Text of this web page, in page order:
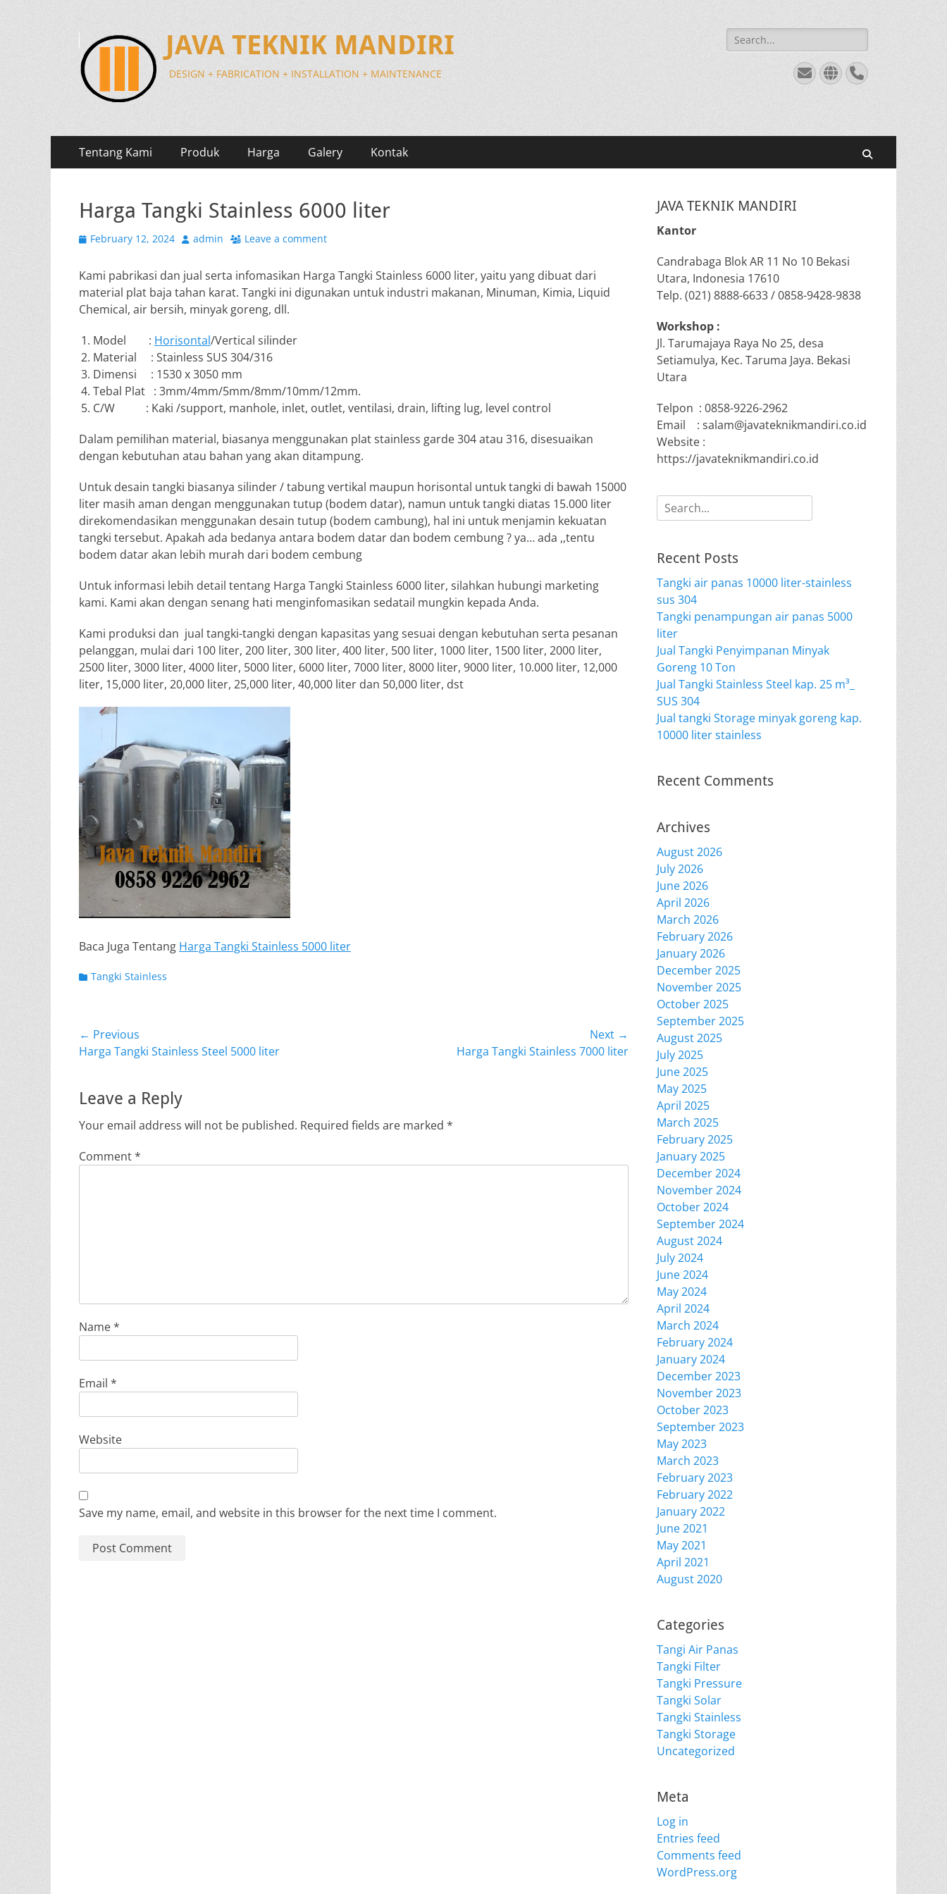
JAVA TEKNIK MANDIRI
DESIGN + FABRICATION + INSTALLATION + MAINTENANCE
Search
for:
EmailWebsite
Phone
Primary
Menu
Tentang Kami Produk Harga Galery Kontak
Harga Tangki Stainless 6000 liter
Posted
February 12, 2024 Author
admin Leave a comment
Kami pabrikasi dan jual serta infomasikan Harga Tangki Stainless 6000 liter, yaitu yang dibuat dari
material plat baja tahan karat. Tangki ini digunakan untuk industri makanan, Minuman, Kimia, Liquid
Chemical, air bersih, minyak goreng, dll.
Model : Horisontal/Vertical silinder
Material : Stainless SUS 304/316
Dimensi : 1530 x 3050 mm
Tebal Plat : 3mm/4mm/5mm/8mm/10mm/12mm.
C/W : Kaki /support, manhole, inlet, outlet, ventilasi, drain, lifting lug, level control
Dalam pemilihan material, biasanya menggunakan plat stainless garde 304 atau 316, disesuaikan
dengan kebutuhan atau bahan yang akan ditampung.
Untuk desain tangki biasanya silinder / tabung vertikal maupun horisontal untuk tangki di bawah 15000
liter masih aman dengan menggunakan tutup (bodem datar), namun untuk tangki diatas 15.000 liter
direkomendasikan menggunakan desain tutup (bodem cambung), hal ini untuk menjamin kekuatan
tangki tersebut. Apakah ada bedanya antara bodem datar dan bodem cembung ? ya… ada ,,tentu
bodem datar akan lebih murah dari bodem cembung
Untuk informasi lebih detail tentang Harga Tangki Stainless 6000 liter, silahkan hubungi marketing
kami. Kami akan dengan senang hati menginfomasikan sedatail mungkin kepada Anda.
Kami produksi dan jual tangki-tangki dengan kapasitas yang sesuai dengan kebutuhan serta pesanan
pelanggan, mulai dari 100 liter, 200 liter, 300 liter, 400 liter, 500 liter, 1000 liter, 1500 liter, 2000 liter,
2500 liter, 3000 liter, 4000 liter, 5000 liter, 6000 liter, 7000 liter, 8000 liter, 9000 liter, 10.000 liter, 12,000
liter, 15,000 liter, 20,000 liter, 25,000 liter, 40,000 liter dan 50,000 liter, dst
Baca Juga Tentang Harga Tangki Stainless 5000 liter
Categories
Tangki Stainless
Post
navigation
← Previous
Previous
Harga Tangki Stainless Steel 5000 liter
Next →
Harga Tangki Stainless 7000 liter
Leave a Reply
Your email address will not be published. Required fields are marked *
Comment*
Name*
Email *
Website
Save my name, email, and website in this browser for the next time I comment.
JAVA TEKNIK MANDIRI
Kantor
Candrabaga Blok AR 11 No 10 Bekasi
Utara, Indonesia 17610
Telp. (021) 8888-6633 / 0858-9428-9838
Workshop :
Jl. Tarumajaya Raya No 25, desa
Setiamulya, Kec. Taruma Jaya. Bekasi
Utara
Telpon : 0858-9226-2962
Email : salam@javateknikmandiri.co.id
Website :
https://javateknikmandiri.co.id
Search
for:
Recent Posts
Tangki air panas 10000 liter-stainless
sus 304
Tangki penampungan air panas 5000
liter
Jual Tangki Penyimpanan Minyak
Goreng 10 Ton
Jual Tangki Stainless Steel kap. 25 m³_
SUS 304
Jual tangki Storage minyak goreng kap.
10000 liter stainless
Recent Comments
Archives
August 2026
July 2026
June 2026
April 2026
March 2026
February 2026
January 2026
December 2025
November 2025
October 2025
September 2025
August 2025
July 2025
June 2025
May 2025
April 2025
March 2025
February 2025
January 2025
December 2024
November 2024
October 2024
September 2024
August 2024
July 2024
June 2024
May 2024
April 2024
March 2024
February 2024
January 2024
December 2023
November 2023
October 2023
September 2023
May 2023
March 2023
February 2023
February 2022
January 2022
June 2021
May 2021
April 2021
August 2020
Categories
Tangi Air Panas
Tangki Filter
Tangki Pressure
Tangki Solar
Tangki Stainless
Tangki Storage
Uncategorized
Meta
Log in
Entries feed
Comments feed
WordPress.org